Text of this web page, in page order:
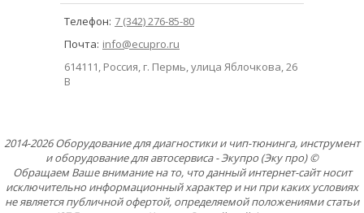
Телефон: 7 (342) 276-85-80
Почта: info@ecupro.ru
614111, Россия, г. Пермь, улица Яблочкова, 26
В
2014-2026 Оборудование для диагностики и чип-тюнинга, инструмент
и оборудование для автосервиса - Экупро (Эку про) ©
Обращаем Ваше внимание на то, что данный интернет-сайт носит
исключительно информационный характер и ни при каких условиях
не является публичной офертой, определяемой положениями статьи